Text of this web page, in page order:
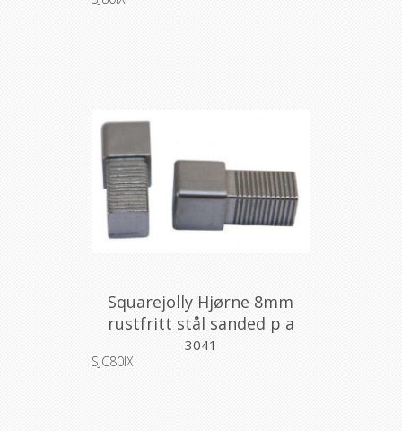
Squarejolly Hjørne 8mm
rustfritt stål sanded p a
2stk
3041
SJC80IX